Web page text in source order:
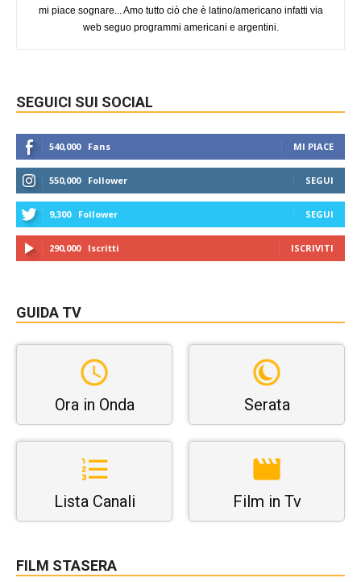
mi piace sognare... Amo tutto ciò che è latino/americano infatti via
web seguo programmi americani e argentini.
SEGUICI SUI SOCIAL
540,000 Fans MI PIACE
550,000 Follower SEGUI
9,300 Follower SEGUI
290,000 Iscritti ISCRIVITI
GUIDA TV
Ora in Onda Serata
Lista Canali Film in Tv
FILM STASERA